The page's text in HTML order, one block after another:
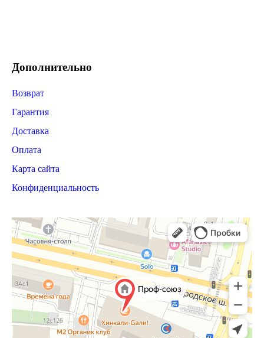
Дополнительно
Возврат
Гарантия
Доставка
Оплата
Карта сайта
Конфиденциальность